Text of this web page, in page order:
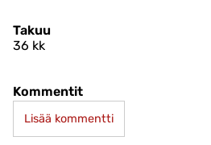
Takuu
36 kk
Kommentit
Lisää kommentti